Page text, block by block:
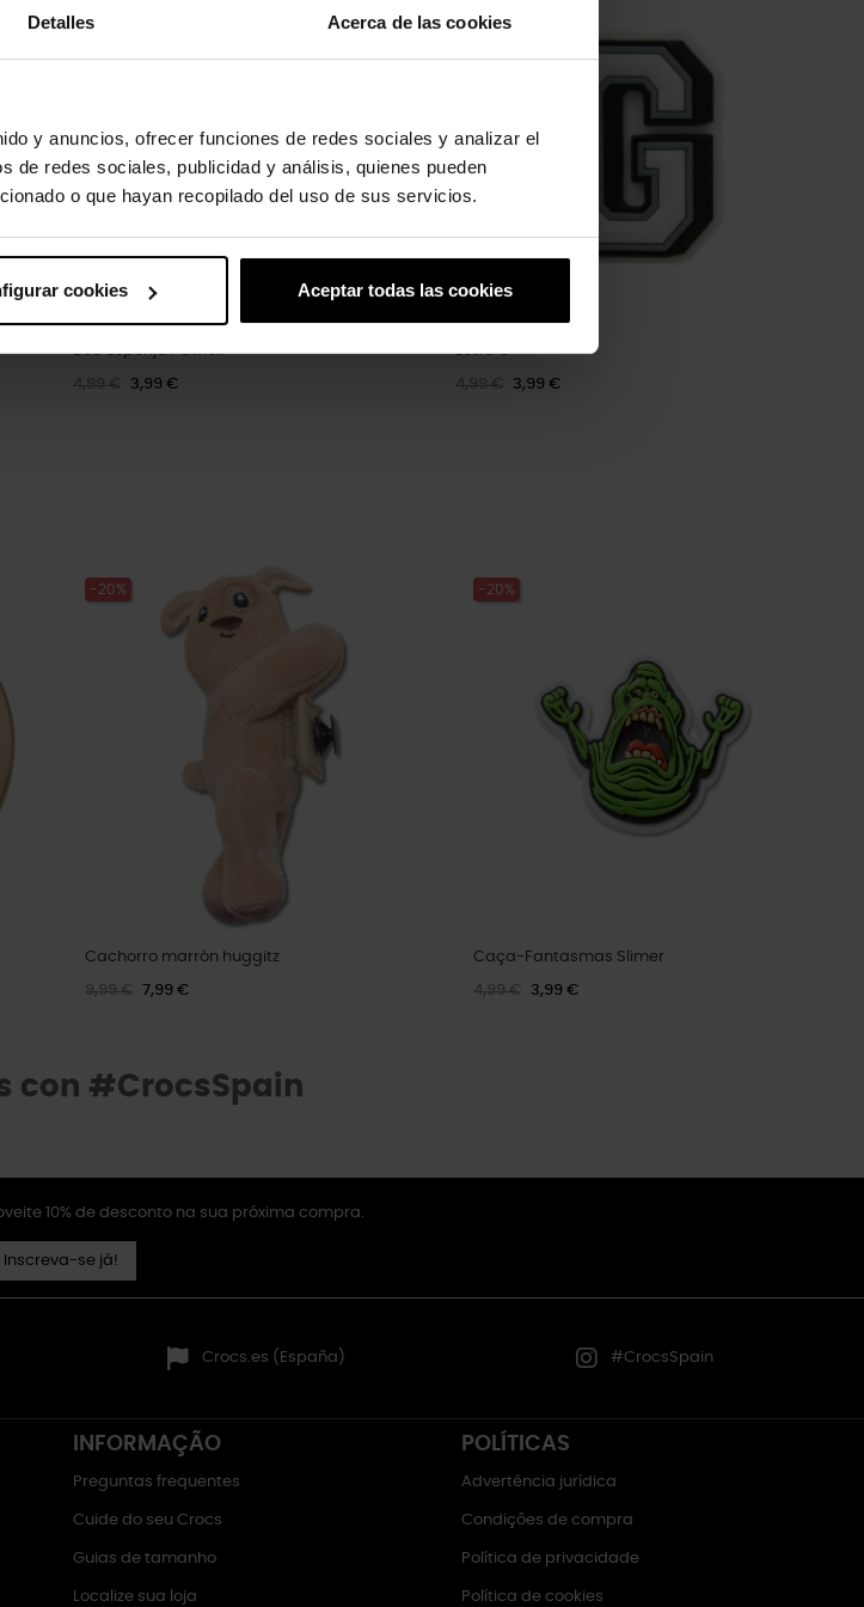
Detalles Acerca de las cookies
y anuncios, ofrecer funciones de redes sociales y analizar el
de redes sociales, publicidad y análisis, quienes pueden
o que hayan recopilado del uso de sus servicios.
cookies Aceptar todas las cookies
Bob Esponja Patrick
3,99 €
Letra G
3,99 €
-20%
Cachorro marrón huggitz
9,99 € 7,99 €
-20%
Caça-Fantasmas Slimer
4,99 € 3,99 €
con #CrocsSpain
10% de desconto na sua próxima compra.
Inscreva-se já!
Crocs.es (España) #CrocsSpain
INFORMAÇÃO
Preguntas frequentes
Cuide do seu Crocs
Guias de tamanho
Localize sua loja
POLÍTICAS
Advertência jurídica
Condições de compra
Política de privacidade
Política de cookies